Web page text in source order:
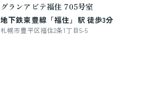
グランアビテ福住 705号室
地下鉄東豊線「福住」駅 徒歩3分
札幌市豊平区福住2条1丁目5-5